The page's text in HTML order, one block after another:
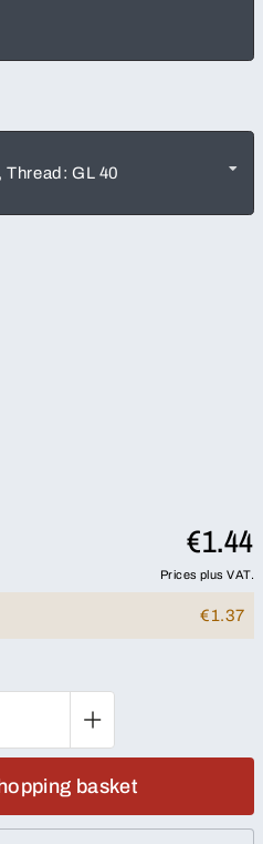
Thread: GL 40
€1.44
Prices plus VAT.
€1.37
basket